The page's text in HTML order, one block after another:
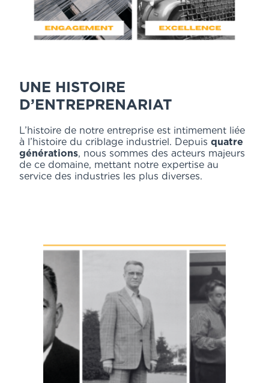
UNE HISTOIRE
D’ENTREPRENARIAT
L’histoire de notre entreprise est intimement liée
à l’histoire du criblage industriel. Depuis quatre
générations, nous sommes des acteurs majeurs
de ce domaine, mettant notre expertise au
service des industries les plus diverses.